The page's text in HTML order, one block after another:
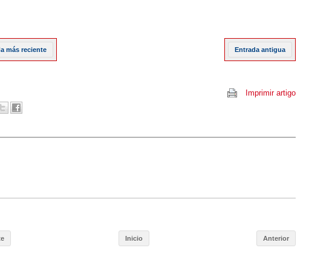
más reciente Entrada antigua
Imprimir artigo
Anterior
Inicio